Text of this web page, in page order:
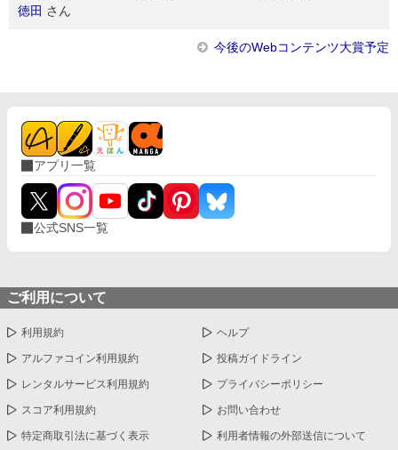
徳田 さん
今後のWebコンテンツ大賞予定
アプリ一覧
公式SNS一覧
ご利用について
利用規約 ヘルプ
アルファコイン利用規約 投稿ガイドライン
レンタルサービス利用規約 プライバシーポリシー
スコア利用規約 お問い合わせ
特定商取引法に基づく表示 利用者情報の外部送信について